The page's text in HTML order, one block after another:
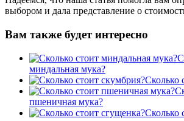
выбором и дала представление о
Вам также будет интересно
миндальная мука?
Сколько
пшеничная мука?
Сколько